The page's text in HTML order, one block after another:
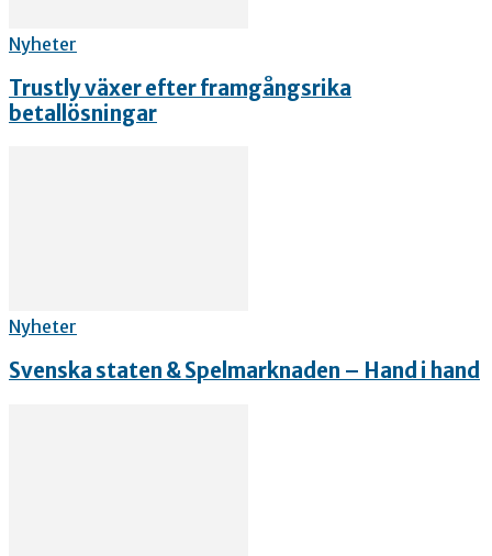
Nyheter
Trustly växer efter framgångsrika
betallösningar
Nyheter
Svenska staten & Spelmarknaden – Hand i hand